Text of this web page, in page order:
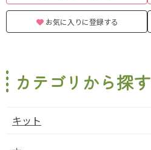
お気に入りに登録する
カテゴリから探す
キット